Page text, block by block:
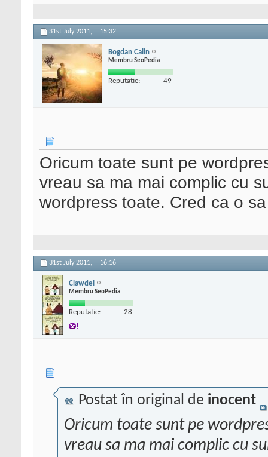
31st July 2011, 15:32
Bogdan Calin
Membru SeoPedia
Reputatie: 49
Oricum toate sunt pe
vreau sa ma mai complic cu
wordpress toate. Cred ca o
31st July 2011, 16:16
Clawdel
Membru SeoPedia
Reputatie: 28
Postat în original de inocent
Oricum toate sunt pe
vreau sa ma mai complic cu